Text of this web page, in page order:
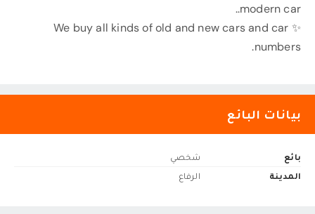
modern car..
✨ We buy all kinds of old and new cars and car
numbers.
بيانات البائع
بائع
شخصي
المدينة
الرفاع